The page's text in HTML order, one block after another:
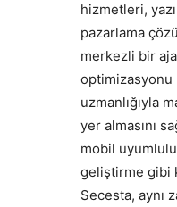
hizmetleri,
pazarlama
merkezli bir
optimizasyonu
uzmanlığıyla
yer almasını
mobil
geliştirme gibi
Secesta, aynı